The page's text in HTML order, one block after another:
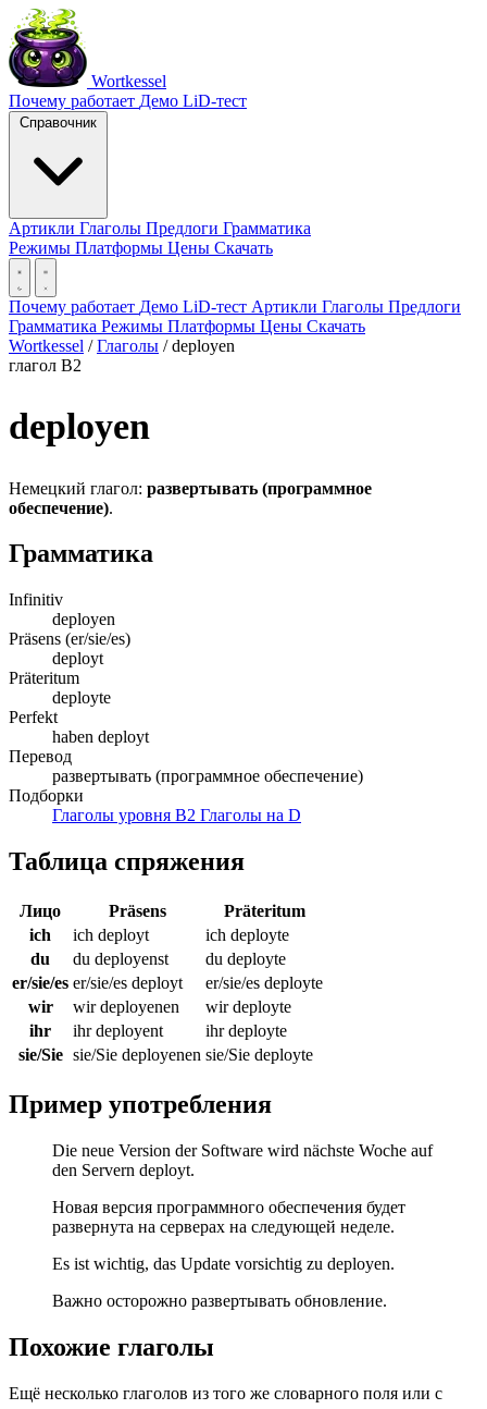
Wortkessel
Почему работает Демо LiD-тест
Справочник
Артикли Глаголы Предлоги Грамматика
Режимы Платформы Цены Скачать
Почему работает Демо LiD-тест Артикли Глаголы Предлоги
Грамматика Режимы Платформы Цены Скачать
Wortkessel / Глаголы / deployen
глагол B2
deployen
Немецкий глагол: развертывать (программное
обеспечение).
Грамматика
Infinitiv
deployen
Präsens (er/sie/es)
deployt
Präteritum
deployte
Perfekt
haben deployt
Перевод
развертывать (программное обеспечение)
Подборки
Глаголы уровня B2 Глаголы на D
Таблица спряжения
Лицо Präsens
Präteritum
ich
ich deployt
ich deployte
du
du deployenst
du deployte
er/sie/es er/sie/es deployt
er/sie/es deployte
wir
wir deployenen
wir deployte
ihr
ihr deployent
ihr deployte
sie/Sie sie/Sie deployenen sie/Sie deployte
Пример употребления
Die neue Version der Software wird nächste Woche auf
den Servern deployt.
Новая версия программного обеспечения будет
развернута на серверах на следующей неделе.
Es ist wichtig, das Update vorsichtig zu deployen.
Важно осторожно развертывать обновление.
Похожие глаголы
Ещё несколько глаголов из того же словарного поля или с